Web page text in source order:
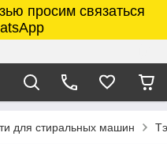
просим связаться
для стиральных машин